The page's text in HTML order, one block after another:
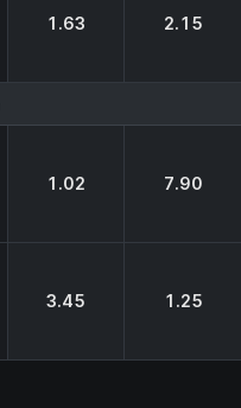
1.63 2.15
1.02 7.90
3.45 1.25